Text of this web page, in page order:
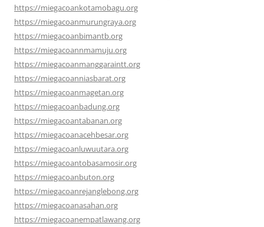
https://miegacoankotamobagu.org
https://miegacoanmurungraya.org
https://miegacoanbimantb.org
https://miegacoannmamuju.org
https://miegacoanmanggaraintt.org
https://miegacoanniasbarat.org
https://miegacoanmagetan.org
https://miegacoanbadung.org
https://miegacoantabanan.org
https://miegacoanacehbesar.org
https://miegacoanluwuutara.org
https://miegacoantobasamosir.org
https://miegacoanbuton.org
https://miegacoanrejanglebong.org
https://miegacoanasahan.org
https://miegacoanempatlawang.org